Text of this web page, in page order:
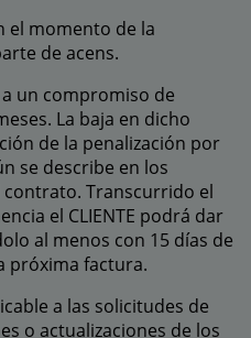
el momento de la
de acens.
un compromiso de
La baja en dicho
de la penalización por
se describe en los
Transcurrido el
el CLIENTE podrá dar
al menos con 15 días de
próxima factura.
a las solicitudes de
o actualizaciones de los